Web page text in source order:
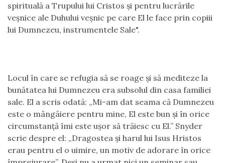
spirituală a Trupului lui Cristos şi pentru lucrările
veşnice ale Duhului veşnic pe care El le face prin copiii
lui Dumnezeu, instrumentele Sale".
Locul în care se refugia să se roage şi să mediteze la
bunătatea lui Dumnezeu era subsolul din casa familiei
sale. El a scris odată: „Mi-am dat seama că Dumnezeu
este o mângâiere pentru mine, El este bun şi în orice
circumstanţă îmi este uşor să trăiesc cu El.” Snyder
scrie despre el: „Dragostea şi harul lui Isus Hristos
erau pentru el o uimire, un motiv de adorare în orice